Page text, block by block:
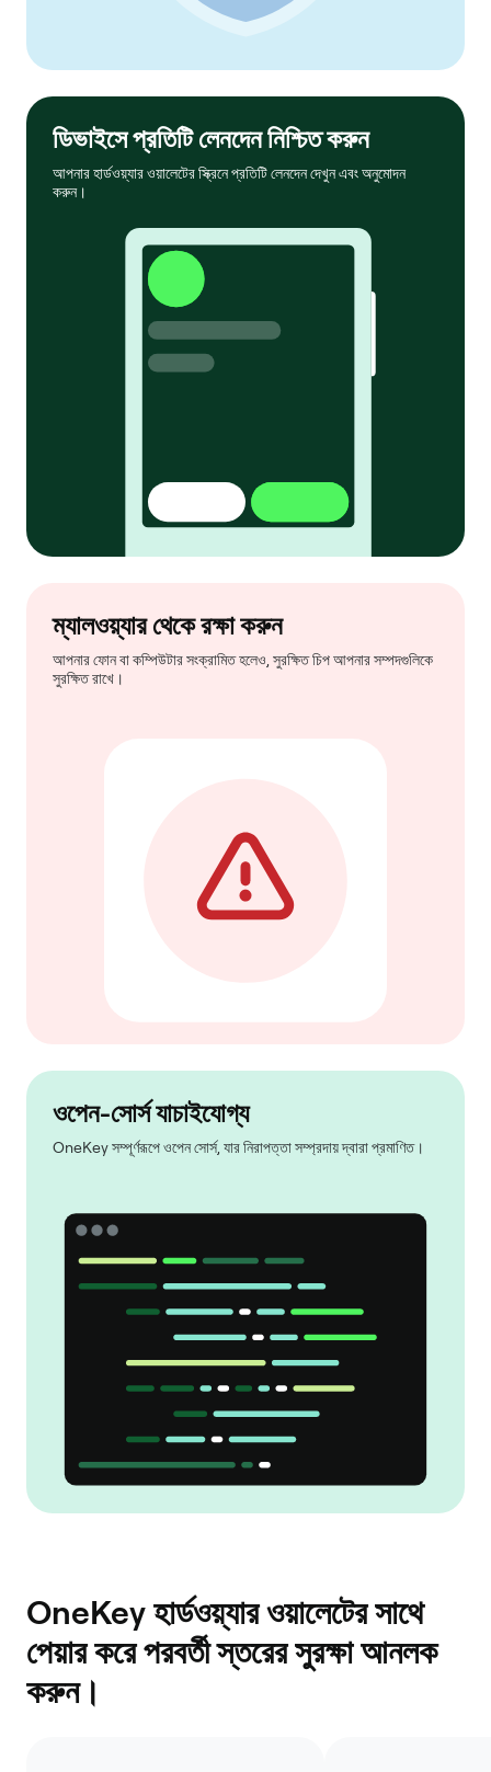
ডিভাইসে প্রতিটি লেনদেন নিশ্চিত করুন
আপনার হার্ডওয়্যার ওয়ালেটের স্ক্রিনে প্রতিটি লেনদেন দেখুন এবং অনুমোদন
করুন।
ম্যালওয়্যার থেকে রক্ষা করুন
আপনার ফোন বা কম্পিউটার সংক্রামিত হলেও, সুরক্ষিত চিপ আপনার সম্পদগুলিকে
সুরক্ষিত রাখে।
ওপেন-সোর্স যাচাইযোগ্য
OneKey সম্পূর্ণরূপে ওপেন সোর্স, যার নিরাপত্তা সম্প্রদায় দ্বারা প্রমাণিত।
OneKey হার্ডওয়্যার ওয়ালেটের সাথে
পেয়ার করে পরবর্তী স্তরের সুরক্ষা আনলক
করুন।